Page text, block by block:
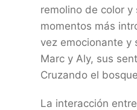
remolino de color
momentos más
vez emocionante y
Marc y Aly, sus
Cruzando el
La interacción